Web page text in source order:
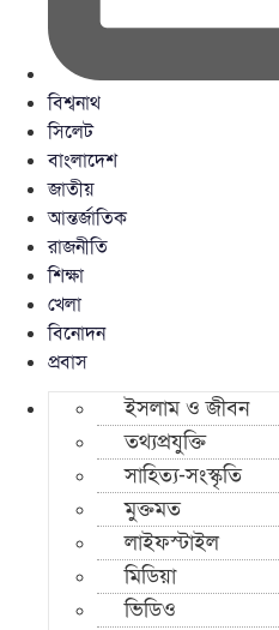
বিশ্বনাথ
সিলেট
বাংলাদেশ
জাতীয়
আন্তর্জাতিক
রাজনীতি
শিক্ষা
খেলা
বিনোদন
প্রবাস
ইসলাম ও জীবন
তথ্যপ্রযুক্তি
সাহিত্য-সংস্কৃতি
মুক্তমত
লাইফস্টাইল
মিডিয়া
ভিডিও